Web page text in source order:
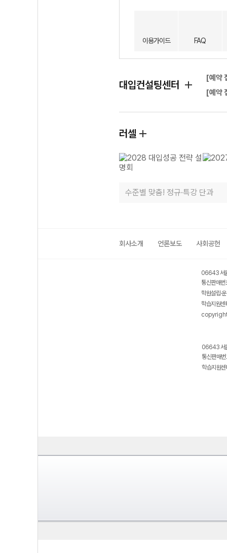
이용가이드 FAQ
대입컨설팅센터
[예약
[예약
러셀
수준별 맞춤! 정규·특강 단과
회사소개 언론보도 사회공헌
06643 서
통신판매
학원설립·
학습지원
06643 서
통신판매
학습지원